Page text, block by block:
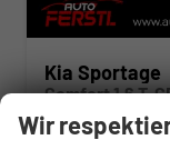
Kia Sportage
Comfort 1,6 T-
unverbindliche
Wir